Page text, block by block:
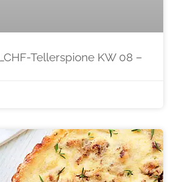
Tellerspione KW 08 –